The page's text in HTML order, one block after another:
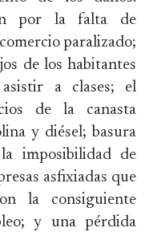
por la falta de
paralizado;
de los habitantes
a clases; el
de la canasta
y diésel; basura
imposibilidad de
asfixiadas que
la consiguiente
y una pérdida